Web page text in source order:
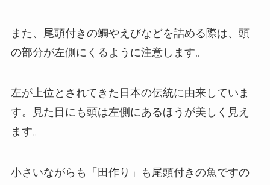
また、尾頭付きの鯛やえびなどを詰める際は、頭
の部分が左側にくるように注意します。
左が上位とされてきた日本の伝統に由来していま
す。見た目にも頭は左側にあるほうが美しく見え
ます。
小さいながらも「田作り」も尾頭付きの魚ですの